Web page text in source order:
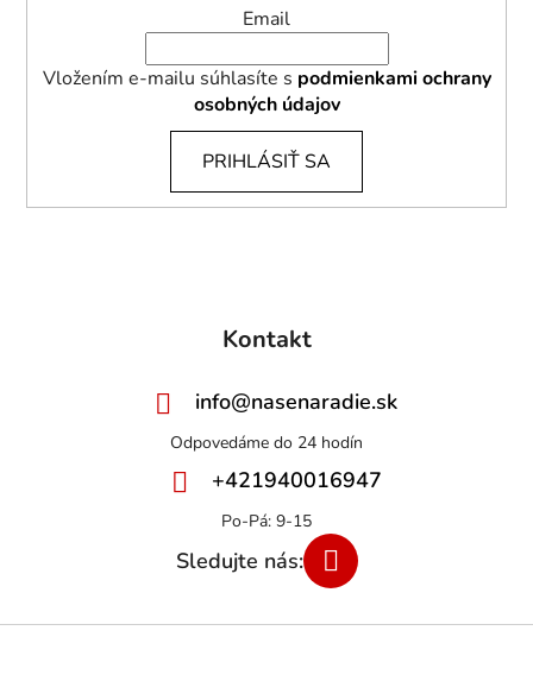
Email
Vložením e-mailu súhlasíte s podmienkami ochrany
osobných údajov
PRIHLÁSIŤ SA
Kontakt
info@nasenaradie.sk
+421940016947